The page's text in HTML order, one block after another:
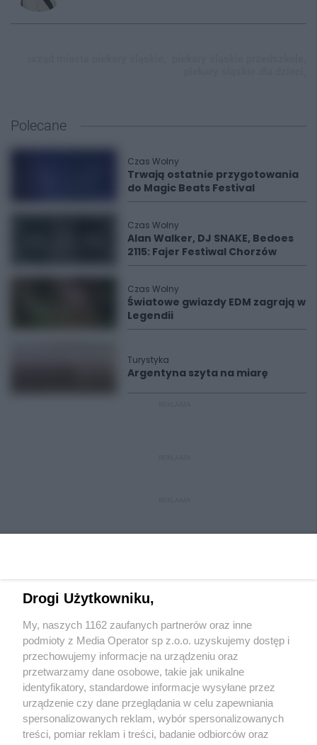
Polecane
Czas Wolny
Trwają ostatnie przygotowania
do Magic Beats Festival
Czas Wolny
Alan Walker, DJ SNAKE, Bedoes
2115: Fajer Festiwal Chorzów
Czas Wolny
Światowe gwiazdy EDM zagrają w
Legendii
Turystyka
Argentyna szyta na miarę
Wydawca mediówlokalnych
Nie zapomnij
zapoznać się z:
polityką prywatności regulamin korzystania z portali
Drogi Użytkowniku,
My, naszych 1162 zaufanych partnerów oraz inne
podmioty z Media Operator sp z.o.o. uzyskujemy dostęp i
przechowujemy informacje na urządzeniu oraz
przetwarzamy dane osobowe, takie jak unikalne
identyfikatory, standardowe informacje wysyłane przez
urządzenie czy dane przeglądania w celu zapewniania
spersonalizowanych reklam, wybór spersonalizowanych
treści, pomiar reklam i treści, badanie odbiorców oraz